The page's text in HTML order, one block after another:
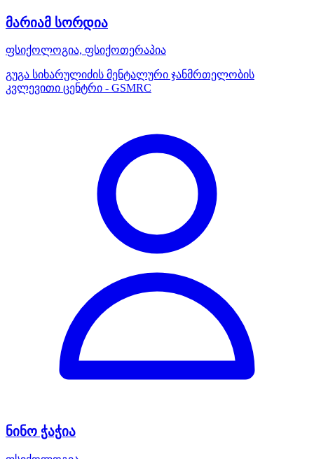
მარიამ სორდია
ფსიქოლოგია, ფსიქოთერაპია
გუგა სიხარულიძის მენტალური ჯანმრთელობის
კვლევითი ცენტრი - GSMRC
ნინო ჭაჭია